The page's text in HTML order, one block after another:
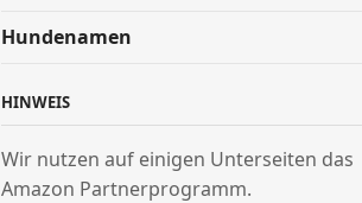
Hundenamen
HINWEIS
Wir nutzen auf einigen Unterseiten das
Amazon Partnerprogramm.